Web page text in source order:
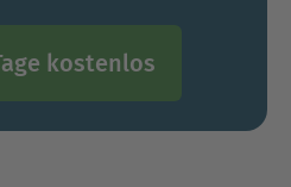
kostenlos